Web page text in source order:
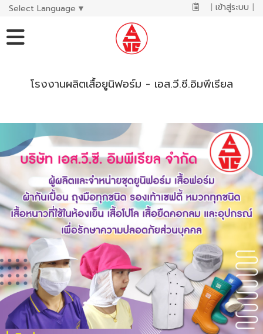
Select Language ▼ | เข้าสู่ระบบ |
โรงงานผลิตเสื้อยูนิฟอร์ม - เอส.วี.ซี.อิมพีเรียล